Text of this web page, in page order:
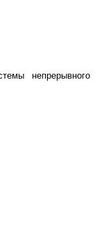
непрерывного